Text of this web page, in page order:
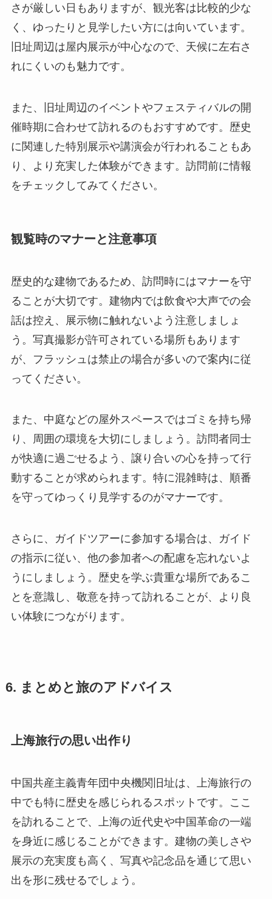
さが厳しい日もありますが、観光客は比較的少な
く、ゆったりと見学したい方には向いています。
旧址周辺は屋内展示が中心なので、天候に左右さ
れにくいのも魅力です。
また、旧址周辺のイベントやフェスティバルの開
催時期に合わせて訪れるのもおすすめです。歴史
に関連した特別展示や講演会が行われることもあ
り、より充実した体験ができます。訪問前に情報
をチェックしてみてください。
観覧時のマナーと注意事項
歴史的な建物であるため、訪問時にはマナーを守
ることが大切です。建物内では飲食や大声での会
話は控え、展示物に触れないよう注意しましょ
う。写真撮影が許可されている場所もあります
が、フラッシュは禁止の場合が多いので案内に従
ってください。
また、中庭などの屋外スペースではゴミを持ち帰
り、周囲の環境を大切にしましょう。訪問者同士
が快適に過ごせるよう、譲り合いの心を持って行
動することが求められます。特に混雑時は、順番
を守ってゆっくり見学するのがマナーです。
さらに、ガイドツアーに参加する場合は、ガイド
の指示に従い、他の参加者への配慮を忘れないよ
うにしましょう。歴史を学ぶ貴重な場所であるこ
とを意識し、敬意を持って訪れることが、より良
い体験につながります。
6. まとめと旅のアドバイス
上海旅行の思い出作り
中国共産主義青年団中央機関旧址は、上海旅行の
中でも特に歴史を感じられるスポットです。ここ
を訪れることで、上海の近代史や中国革命の一端
を身近に感じることができます。建物の美しさや
展示の充実度も高く、写真や記念品を通じて思い
出を形に残せるでしょう。